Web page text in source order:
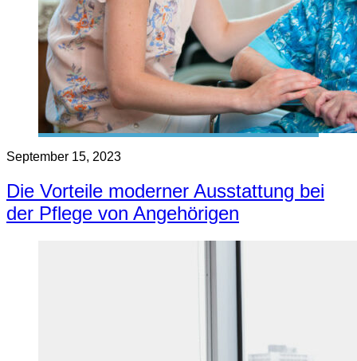
September 15, 2023
Die Vorteile moderner Ausstattung bei
der Pflege von Angehörigen